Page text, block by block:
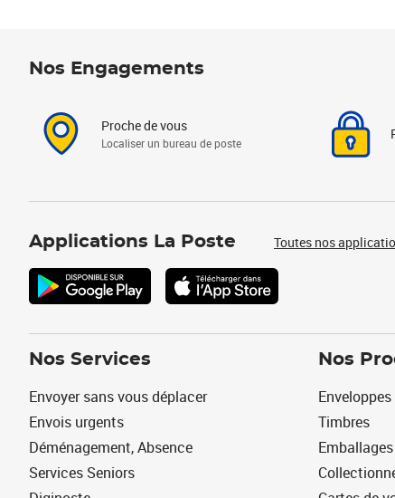
Nos Engagements
Proche de vous
Localiser un bureau de poste
Applications La Poste Toutes nos
Nos Services
Envoyer sans vous déplacer
Envois urgents
Déménagement, Absence
Services Seniors
Nos
Enveloppes
Timbres
Emballages